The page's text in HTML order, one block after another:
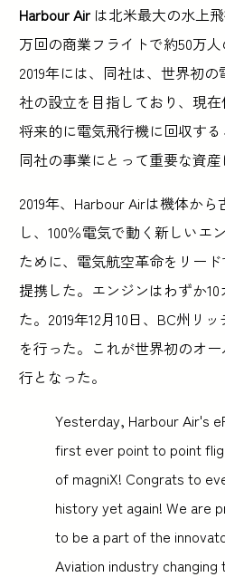
Harbour Air は北米最大の水上
万回の商業フライトで約50万人
2019年には、同社は、世界初
社の設立を目指しており、現在
将来的に電気飛行機に回収する
同社の事業にとって重要な資産
2019年、Harbour Airは機体か
し、100％電気で動く新しいエ
ために、電気航空革命をリー
提携した。エンジンはわずか
た。2019年12月10日、BC州リ
を行った。これが世界初のオ
行となった。
Yesterday, Harbour Air's
first ever point to point
of magniX! Congrats to
history yet again! We are
to be a part of the
Aviation industry